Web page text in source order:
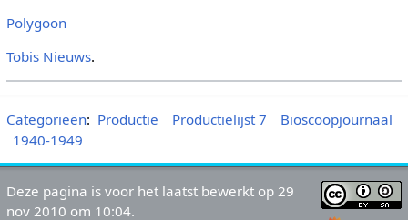
Polygoon
Tobis Nieuws.
Categorieën: Productie Productielijst 7
Bioscoopjournaal
1940-1949
Deze pagina is voor het laatst bewerkt op 29
nov 2010 om 10:04.